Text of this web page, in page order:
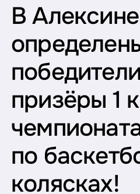
В Алексине
призёры 1
по
колясках!